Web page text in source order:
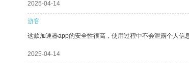
2025-04-14
游客
这款加速器app的安全性很高，使用过程中不会泄露个人信
2025-04-14